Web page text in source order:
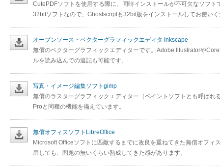
CutePDFソフトを使用する際に、同時インストールが不可欠なソフ
32bitソフトなので、Ghostscriptも32bit版をインストールしてお使い
オープンソース・ベクターグラフィックエディタ Inkscape
無償のベクターグラフィックエディターです。Adobe Illustratorや
ルを読み込んでの追記も可能です。
写真・イメージ編集ソフトgimp
無償のラスターグラフィックエディター（ペイントソフトとも呼ば
Proと同種の機能を備えています。
無償オフィスソフトLibreOffice
Microsoft Officeソフトに匹敵するまでに改良を重ねてきた無償オフィ
用しても、問題の無いくらい熟成してきた感があります。